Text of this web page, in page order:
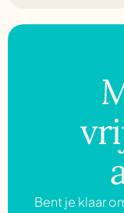
Bent je klaar